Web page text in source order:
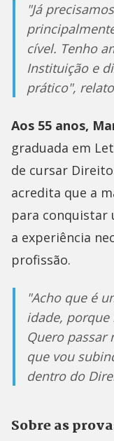
"Já
cível. Tenho
Instituição e
prático",
Aos 55 anos,
graduada em
de cursar
acredita que a
para conquistar
a experiência
profissão.
"Acho que é
idade, porque
Quero passar
que vou
dentro do
Sobre as